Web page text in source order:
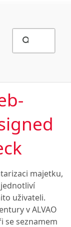
majetku,
uživateli.
v ALVAO
se seznamem